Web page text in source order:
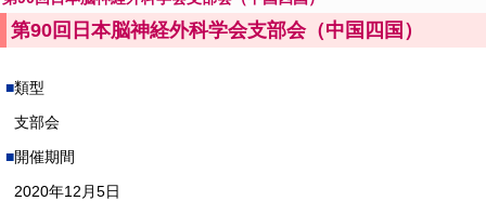
第90回日本脳神経外科学会支部会（中国四国）
類型
支部会
開催期間
2020年12月5日